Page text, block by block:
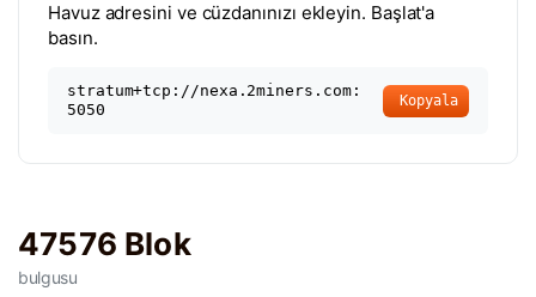
Havuz adresini ve cüzdanınızı ekleyin. Başlat'a
basın.
stratum+tcp://nexa.2miners.com:
5050
Kopyala
47576 Blok
bulgusu